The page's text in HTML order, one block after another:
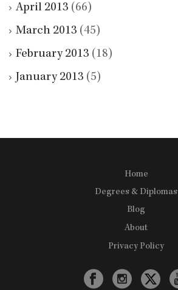
April 2013 (66)
March 2013 (45)
February 2013 (18)
January 2013 (5)
Home
Degrees & Diplomas
Blog
About
Privacy Policy